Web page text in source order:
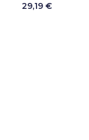
29,19 €